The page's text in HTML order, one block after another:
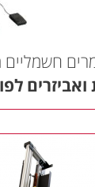
חשמליים
ואביזרים